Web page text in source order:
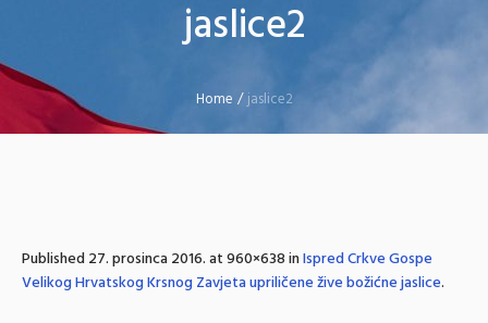
jaslice2
Home /jaslice2
Published27. prosinca 2016.at 960×638 inIspred Crkve Gospe
Velikog Hrvatskog Krsnog Zavjeta upriličene žive božićne jaslice.